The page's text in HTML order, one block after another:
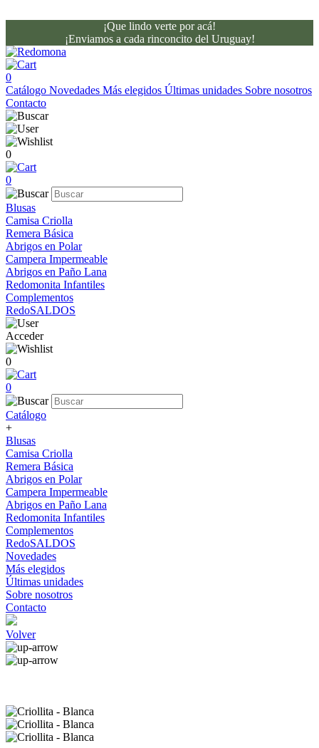
¡Que lindo verte por acá!
¡Enviamos a cada rinconcito del Uruguay!
0
Catálogo Novedades Más elegidos Últimas unidades Sobre nosotros
Contacto
0
0
Blusas
Camisa Criolla
Remera Básica
Abrigos en Polar
Campera Impermeable
Abrigos en Paño Lana
Redomonita Infantiles
Complementos
RedoSALDOS
Acceder
0
0
Catálogo
+
Blusas
Camisa Criolla
Remera Básica
Abrigos en Polar
Campera Impermeable
Abrigos en Paño Lana
Redomonita Infantiles
Complementos
RedoSALDOS
Novedades
Más elegidos
Últimas unidades
Sobre nosotros
Contacto
Volver